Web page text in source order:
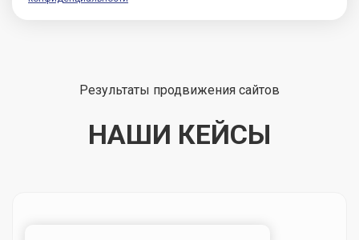
Результаты продвижения сайтов
НАШИ КЕЙСЫ